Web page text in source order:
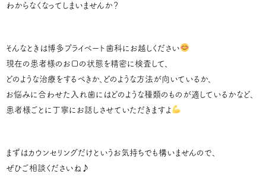
わからなくなってしまいませんか？
そんなときは博多プライベート歯科にお越しください
現在の患者様のお口の状態を精密に検査して、
どのような治療をするべきか、どのような方法が向いているか、
お悩みに合わせた入れ歯にはどのような種類のものが適しているかなど、
患者様ごとに丁寧にお話しさせていただきますよ
まずはカウンセリングだけというお気持ちでも構いませんので、
ぜひご相談くださいね♪